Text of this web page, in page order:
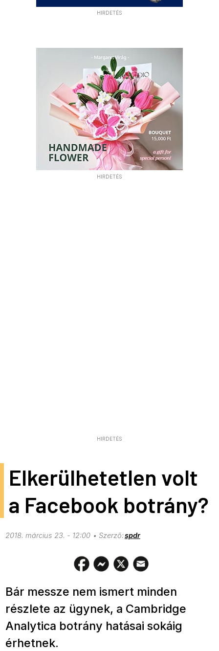
HIRDETÉS
HIRDETÉS
HIRDETÉS
Elkerülhetetlen volt
a Facebook botrány?
2018. március 23. - 12:00 spdr
Bár messze nem ismert minden
részlete az ügynek, a Cambridge
Analytica botrány hatásai sokáig
érhetnek.